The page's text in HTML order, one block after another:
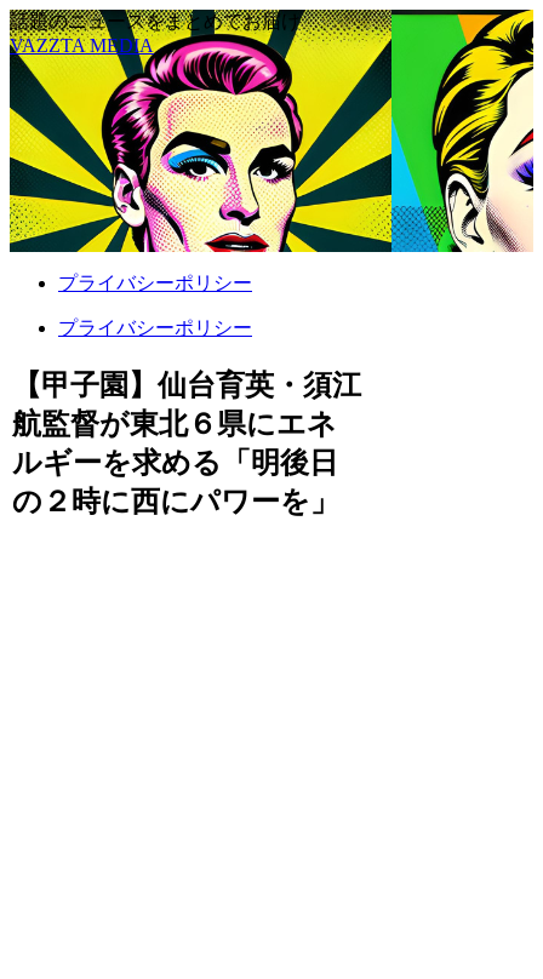
話題のニュースをまとめてお届け
VAZZTA MEDIA
プライバシーポリシー
プライバシーポリシー
【甲子園】仙台育英・須江
航監督が東北６県にエネ
ルギーを求める「明後日
の２時に西にパワーを」